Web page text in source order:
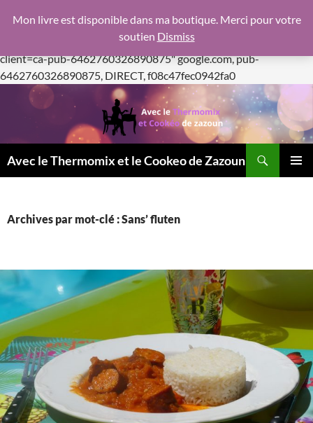
f08c47fec0942fa0
https://pagead2.googlesyndication.com/pagead/js/
client=ca-pub-6462760326890875"google.com, pub-
6462760326890875, DIRECT, f08c47fec0942fa0Aller
au
contenu
Avec le Thermomix et le Cookeo de Zazoun
Archives par mot-clé : Sans’ fluten
Mon livre est disponible dans ma boutique. Merci pour votre
soutien Dismiss